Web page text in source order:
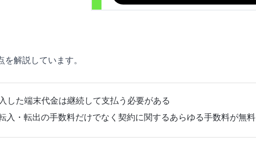
解説しています。
した端末代金は継続して支払う必要がある
入・転出の手数料だけでなく契約に関するあらゆる手数料が無料